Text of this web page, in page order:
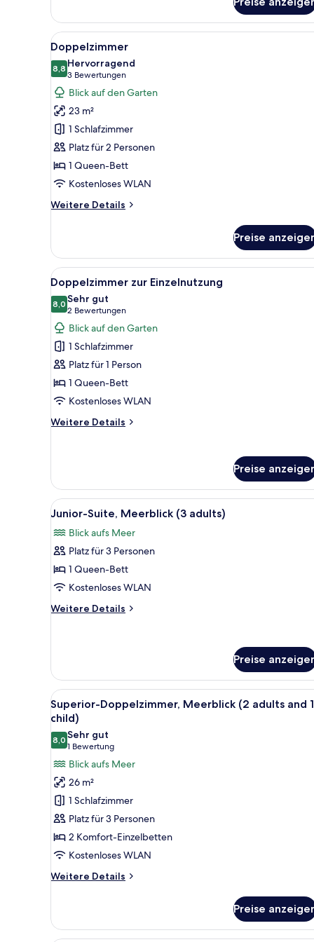
Doppelzimmer,
Meerblick
Alle
Fotos
für
Doppelzimmer
anzeigen
Ein Hotelzimmer mit einem
1
Doppelzimmer
8,88,8 von 10
Hervorragend
3 Bewertungen
(3
Bewertungen)
Blick auf den Garten
23 m²
1 Schlafzimmer
Platz für 2 Personen
1 Queen-Bett
Kostenloses WLAN
Weitere Details
Weitere
Preise
Alle
Fotos
für
Doppelzimmer
zur
Einzelnutzung
anzeigen
Ein Hotelzimmer mit einem
1
Doppelzimmer zur Einzelnutzung
8,08,0 von 10
Sehr gut
2 Bewertungen
(2
Bewertungen)
Blick auf den Garten
1 Schlafzimmer
Platz für 1 Person
1 Queen-Bett
Kostenloses WLAN
Weitere Details
Weitere
Einzelnutzung
Preise
Alle
Fotos
für
Junior-
Suite,
Meerblick
(3
adults)
Ein Hotelzimmer mit einem
4
Junior-Suite, Meerblick (3 adults)
Blick aufs Meer
Platz für 3 Personen
1 Queen-Bett
Kostenloses WLAN
Weitere Details
Weitere
Meerblick
(3
adults)
Preise
Alle
Fotos
für
Superior-
Doppelzimmer,
Meerblick
(2
adults
and
1
child)
anzeigen
Ein Hotelzimmer mit Bett,
3
Superior-Doppelzimmer, Meerblick (2 adults and 1
child)
8,08,0 von 10
Sehr gut
1 Bewertung
(1
Bewertung)
Blick aufs Meer
26 m²
1 Schlafzimmer
Platz für 3 Personen
2 Komfort-Einzelbetten
Kostenloses WLAN
Weitere Details
Weitere
Doppelzimmer,
Meerblick
Preise